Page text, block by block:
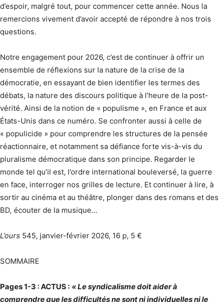
d’espoir, malgré tout, pour commencer cette année. Nous la
remercions vivement d’avoir accepté de répondre à nos trois
questions.
Notre engagement pour 2026, c’est de continuer à offrir un
ensemble de réflexions sur la nature de la crise de la
démocratie, en essayant de bien identifier les termes des
débats, la nature des discours politique à l’heure de la post-
vérité. Ainsi de la notion de « populisme », en France et aux
États-Unis dans ce numéro. Se confronter aussi à celle de
« populicide » pour comprendre les structures de la pensée
réactionnaire, et notamment sa défiance forte vis-à-vis du
pluralisme démocratique dans son principe. Regarder le
monde tel qu’il est, l’ordre international bouleversé, la guerre
en face, interroger nos grilles de lecture. Et continuer à lire, à
sortir au cinéma et au théâtre, plonger dans des romans et des
BD, écouter de la musique…
L’ours 545, janvier-février 2026, 16 p, 5 €
SOMMAIRE
Pages 1-3 : ACTUS : « Le syndicalisme doit aider à
comprendre que les difficultés ne sont ni individuelles ni le